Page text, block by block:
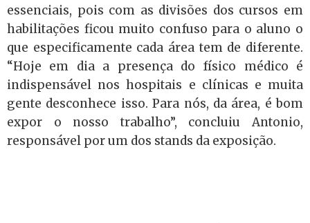
essenciais, pois com as divisões dos cursos em
habilitações ficou muito confuso para o aluno o
que especificamente cada área tem de diferente.
“Hoje em dia a presença do físico médico é
indispensável nos hospitais e clínicas e muita
gente desconhece isso. Para nós, da área, é bom
expor o nosso trabalho”, concluiu Antonio,
responsável por um dos stands da exposição.